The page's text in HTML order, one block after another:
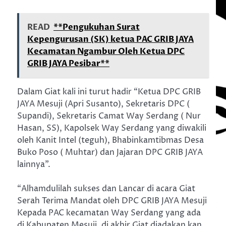
READ **Pengukuhan Surat
Kepengurusan (SK) ketua PAC GRIB JAYA
Kecamatan Ngambur Oleh Ketua DPC
GRIB JAYA Pesibar**
Dalam Giat kali ini turut hadir “Ketua DPC GRIB
JAYA Mesuji (Apri Susanto), Sekretaris DPC (
Supandi), Sekretaris Camat Way Serdang ( Nur
Hasan, SS), Kapolsek Way Serdang yang diwakili
oleh Kanit Intel (teguh), Bhabinkamtibmas Desa
Buko Poso ( Muhtar) dan Jajaran DPC GRIB JAYA
lainnya”.
“Alhamdulilah sukses dan Lancar di acara Giat
Serah Terima Mandat oleh DPC GRIB JAYA Mesuji
Kepada PAC kecamatan Way Serdang yang ada